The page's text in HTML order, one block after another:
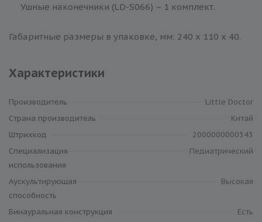
Ушные наконечники (LD-S066) – 1 комплект.
Габаритные размеры в упаковке, мм: 240 х 110 х 40.
Характеристики
Производитель
Little Doctor
Cтрана производитель
Китай
Штрихкод
2000000000343
Специализация
использования
Педиатрический
Аускультирующая
способность
Высокая
Бинауральная конструкция
Есть